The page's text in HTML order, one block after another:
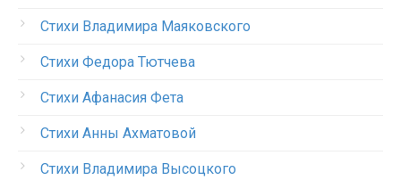
Стихи Владимира Маяковского
Стихи Федора Тютчева
Стихи Афанасия Фета
Стихи Анны Ахматовой
Стихи Владимира Высоцкого